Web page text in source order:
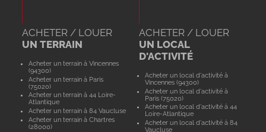
ACHETER / LOUER
UN TERRAIN
Acheter un terrain à Vincennes
(94300)
Acheter un terrain à Paris
(75020)
Acheter un terrain à 44 Loire-
Atlantique
Acheter un terrain à 84 Vaucluse
Acheter un terrain à Chartres
(28000)
ACHETER / LOUER
UN LOCAL
D'ACTIVITÉ
Acheter un local d'activité à
Vincennes (94300)
Acheter un local d'activité à
Paris (75020)
Acheter un local d'activité à 44
Loire-Atlantique
Acheter un local d'activité à 84
Vaucluse